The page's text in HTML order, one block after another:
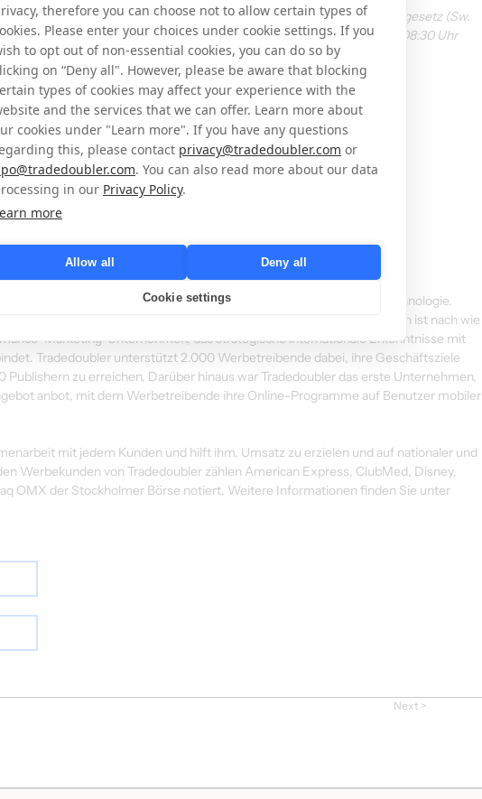
von Tradedoubler AB gemäß dem schwedischen Wertpapiermarktgesetz (Sw.
werden. Diese Informationen wurden am 10. Dezember 2013 um 08:30 Uhr
an:
im Bereich leistungsbasiertes digitales Marketing und Technologie.
und war Pionier im Affiliate-Marketing in Europa. Das Unternehmen ist nach wie
Marketing-Unternehmen, das strategische internationale Erkenntnisse mit
Tradedoubler unterstützt 2.000 Werbetreibende dabei, ihre Geschäftsziele
zu erreichen. Darüber hinaus war Tradedoubler das erste Unternehmen,
anbot, mit dem Werbetreibende ihre Online-Programme auf Benutzer mobiler
mit jedem Kunden und hilft ihm, Umsatz zu erzielen und auf nationaler und
Werbekunden von Tradedoubler zählen American Express, ClubMed, Disney,
OMX der Stockholmer Börse notiert. Weitere Informationen finden Sie unter
Next >
therefore you can choose not to allow certain types of
Please enter your choices under cookie settings. If you
to opt out of non-essential cookies, you can do so by
on “Deny all". However, please be aware that blocking
types of cookies may affect your experience with the
and the services that we can offer. Learn more about
cookies under "Learn more". If you have any questions
this, please contact privacy@tradedoubler.com or
. You can also read more about our data
in our Privacy Policy.
more
Allow all Deny all
Cookie settings